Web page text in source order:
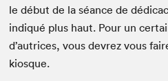
le début de la séance de
indiqué plus haut. Pour un
d’autrices, vous devrez vous
kiosque.